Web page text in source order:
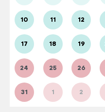
10 11 12
17 18 19
24 25 26
31 1 2